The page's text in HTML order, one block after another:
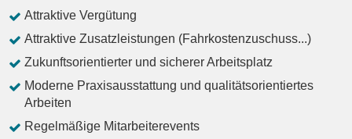
Attraktive Vergütung
Attraktive Zusatzleistungen (Fahrkostenzuschuss...)
Zukunftsorientierter und sicherer Arbeitsplatz
Moderne Praxisausstattung und qualitätsorientiertes
Arbeiten
Regelmäßige Mitarbeiterevents